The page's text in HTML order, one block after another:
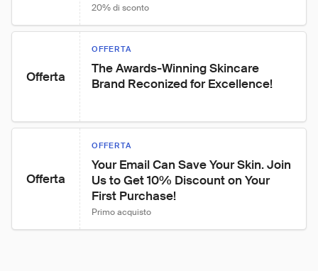
20% di sconto
Offerta
OFFERTA
The Awards-Winning Skincare
Brand Reconized for Excellence!
Offerta
OFFERTA
Your Email Can Save Your Skin. Join
Us to Get 10% Discount on Your
First Purchase!
Primo acquisto